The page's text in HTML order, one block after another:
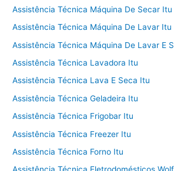
Assistência Técnica Máquina De Secar Itu
Assistência Técnica Máquina De Lavar Itu
Assistência Técnica Máquina De Lavar E
Assistência Técnica Lavadora Itu
Assistência Técnica Lava E Seca Itu
Assistência Técnica Geladeira Itu
Assistência Técnica Frigobar Itu
Assistência Técnica Freezer Itu
Assistência Técnica Forno Itu